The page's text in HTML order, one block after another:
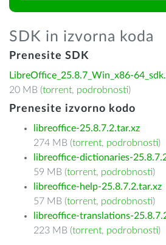
SDK in izvorna koda
Prenesite SDK
LibreOffice_25.8.7_Win_x86-
20 MB (torrent, podrobnosti)
Prenesite izvorno kodo
libreoffice-25.8.7.2.tar.xz
274 MB (torrent, podrobnosti)
libreoffice-dictionaries-
59 MB (torrent, podrobnosti)
libreoffice-help-25.8.7.2.tar.xz
57 MB (torrent, podrobnosti)
libreoffice-translations-
223 MB (torrent, podrobnosti)